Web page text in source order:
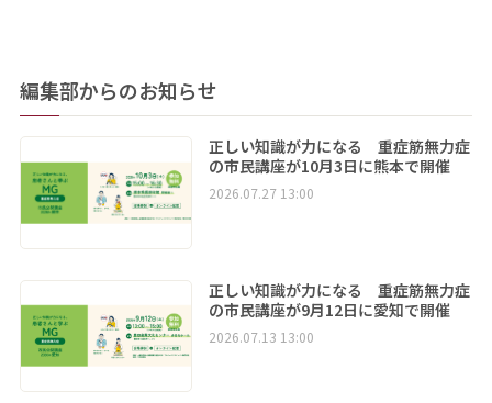
編集部からのお知らせ
正しい知識が力になる 重症筋無力症
の市民講座が10月3日に熊本で開催
2026.07.27 13:00
正しい知識が力になる 重症筋無力症
の市民講座が9月12日に愛知で開催
2026.07.13 13:00